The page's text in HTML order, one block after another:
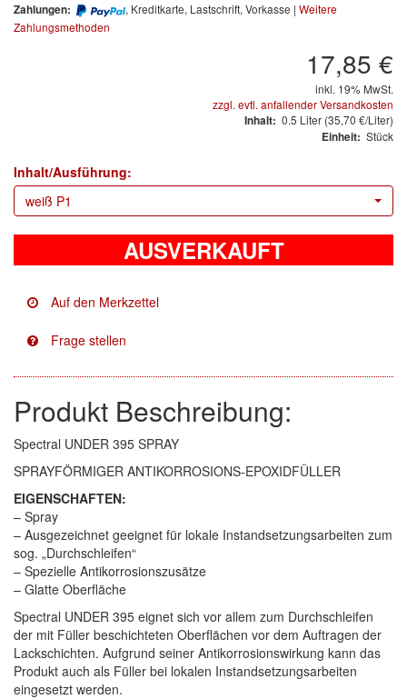
Mischfarben
3M
(2)
Colad
(9)
COLOR-EXPERT
(5)
Finixa
(113)
Indasa
Mirka
no-name
Novol
(3)
Prevost
(3)
Proma
Zahlungen: , Kreditkarte, Lastschrift, Vorkasse | Weitere
Zahlungsmethoden
17,85 €
inkl. 19% MwSt.
zzgl. evtl. anfallender Versandkosten
Inhalt: 0.5 Liter (35,70 €/Liter)
Einheit: Stück
Inhalt/Ausführung:
weiß P1
AUSVERKAUFT
Produkt Beschreibung:
Spectral UNDER 395 SPRAY
SPRAYFÖRMIGER ANTIKORROSIONS-EPOXIDFÜLLER
EIGENSCHAFTEN:
– Spray
– Ausgezeichnet geeignet für lokale Instandsetzungsarbeiten zum
sog. „Durchschleifen“
– Spezielle Antikorrosionszusätze
– Glatte Oberfläche
Spectral UNDER 395 eignet sich vor allem zum Durchschleifen
der mit Füller beschichteten Oberflächen vor dem Auftragen der
Lackschichten. Aufgrund seiner Antikorrosionswirkung kann das
Produkt auch als Füller bei lokalen Instandsetzungsarbeiten
eingesetzt werden.